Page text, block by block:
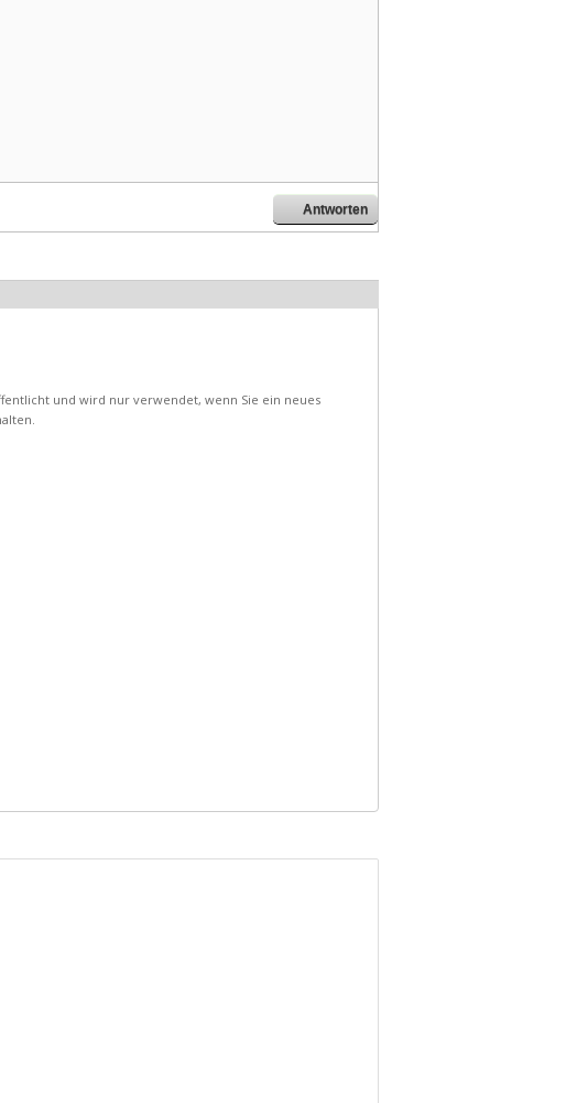
Antworten
und wird nur verwendet, wenn Sie ein neues